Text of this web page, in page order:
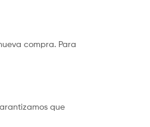
compra. Para
que